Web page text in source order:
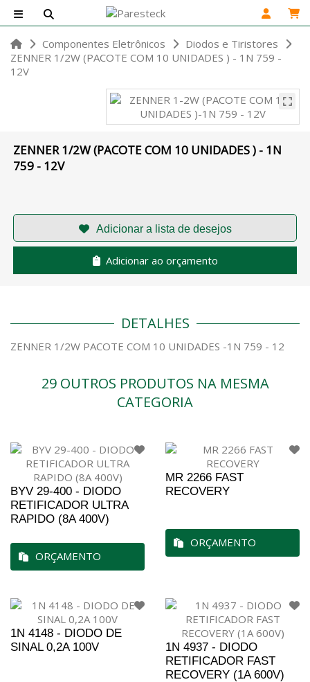
Componentes Eletrônicos
Diodos e Tiristores
ZENNER 1/2W (PACOTE COM 10 UNIDADES ) - 1N 759 -
12V
ZENNER 1/2W (PACOTE COM 10 UNIDADES ) - 1N
759 - 12V
Adicionar ao orçamento
DETALHES
ZENNER 1/2W PACOTE COM 10 UNIDADES -1N 759 - 12
29 OUTROS PRODUTOS NA MESMA
CATEGORIA
BYV 29-400 - DIODO
RETIFICADOR ULTRA
RAPIDO (8A 400V)
ORÇAMENTO
MR 2266 FAST
RECOVERY
ORÇAMENTO
1N 4148 - DIODO DE
SINAL 0,2A 100V
1N 4937 - DIODO
RETIFICADOR FAST
RECOVERY (1A 600V)